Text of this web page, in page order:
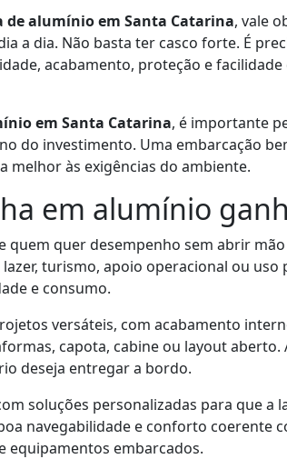
de alumínio em Santa Catarina, vale
a dia. Não basta ter casco forte. É
acabamento, proteção e
em Santa Catarina, é importante
do investimento. Uma embarcação
melhor às exigências do ambiente.
em alumínio
quem quer desempenho sem abrir
turismo, apoio operacional ou
e consumo.
versáteis, com acabamento
capota, cabine ou layout aberto.
deseja entregar a bordo.
soluções personalizadas para que a
navegabilidade e conforto coerente
equipamentos embarcados.